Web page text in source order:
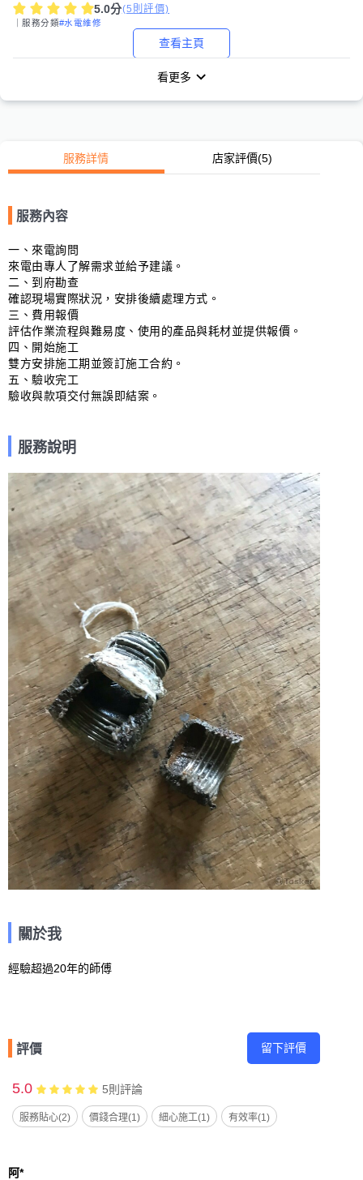
5.0分(5 則評價)
｜服務分類#水電維修
查看主頁
看更多
服務詳情 店家評價(5)
服務內容
一、來電詢問
來電由專人了解需求並給予建議。
二、到府勘查
確認現場實際狀況，安排後續處理方式。
三、費用報價
評估作業流程與難易度、使用的產品與耗材並提供報價。
四、開始施工
雙方安排施工期並簽訂施工合約。
五、驗收完工
驗收與款項交付無誤即結案。
服務說明
關於我
經驗超過20年的師傅
評價 留下評價
5.0 5則評論
服務貼心(2) 價錢合理(1) 細心施工(1) 有效率(1)
阿*